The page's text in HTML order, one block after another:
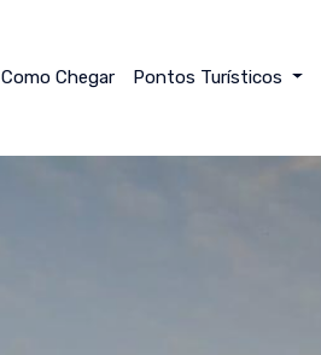
Como Chegar Pontos Turísticos